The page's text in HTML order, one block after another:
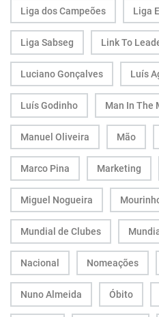
Liga dos Campeões Liga
Liga Sabseg Link To
Luciano Gonçalves Luís
Luís Godinho Man In The
Manuel Oliveira Mão
Marco Pina Marketing
Miguel Nogueira
Mundial de Clubes
Nacional Nomeações
Nuno Almeida Óbito